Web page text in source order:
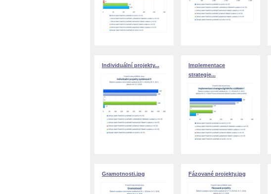
Individuální projekty...
Implementace
strategie...
Gramotnosti.jpg Fázované projekty.jpg